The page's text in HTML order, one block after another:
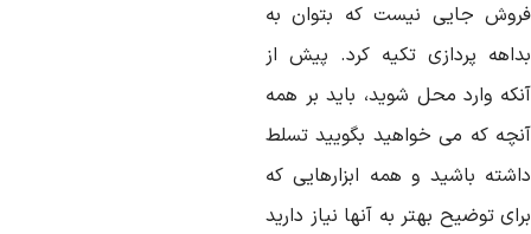
جایی نیست که بتوان به
پردازی تکیه کرد. پیش از
وارد محل شوید، باید بر همه
که می خواهید بگویید تسلط
باشید و همه ابزارهایی که
توضیح بهتر به آنها نیاز دارید